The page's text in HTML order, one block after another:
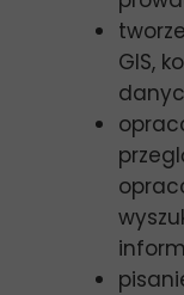
GIS,